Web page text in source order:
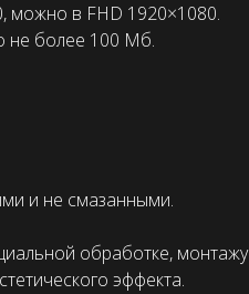
можно в FHD 1920×1080.
не более 100 Мб.
и не смазанными.
обработке, монтажу
эффекта.